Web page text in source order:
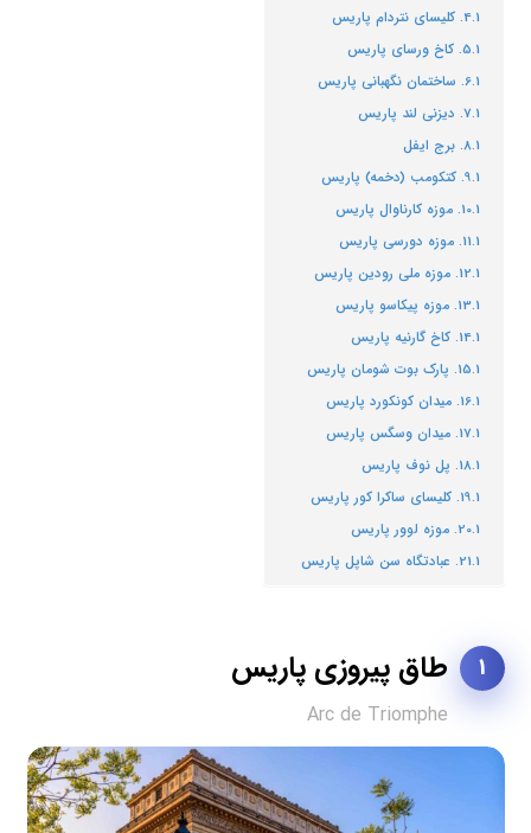
کلیسای نتردام پاریس
کاخ ورسای پاریس
ساختمان نگهبانی پاریس
دیزنی لند پاریس
برج ایفل
کتکومب (دخمه) پاریس
موزه کارناوال پاریس
موزه دورسی پاریس
موزه ملی رودین پاریس
موزه پیکاسو پاریس
کاخ گارنیه پاریس
پارک بوت شومان پاریس
میدان کونکورد پاریس
میدان وسگس پاریس
پل نوف پاریس
کلیسای ساکرا کور پاریس
موزه لوور پاریس
عبادتگاه سن شاپل پاریس
1 طاق پیروزی پاریس
Arc de Triomphe